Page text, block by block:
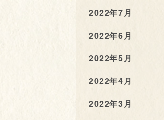
2022年7月
2022年6月
2022年5月
2022年4月
2022年3月